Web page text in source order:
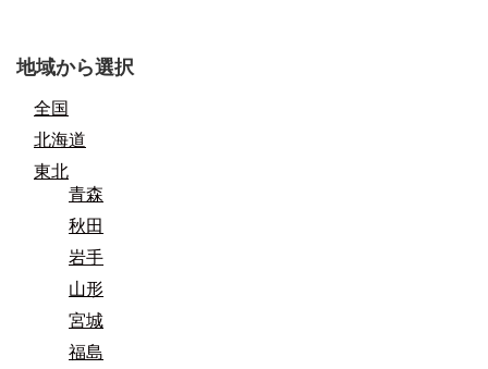
地域から選択
全国
北海道
東北
青森
秋田
岩手
山形
宮城
福島